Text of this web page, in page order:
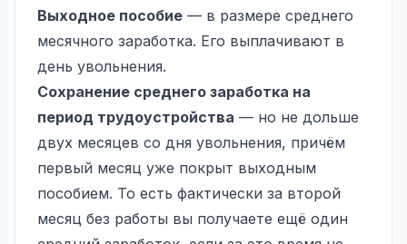
Выходное пособие — в размере среднего
месячного заработка. Его выплачивают в
день увольнения.
Сохранение среднего заработка на
период трудоустройства — но не дольше
двух месяцев со дня увольнения, причём
первый месяц уже покрыт выходным
пособием. То есть фактически за второй
месяц без работы вы получаете ещё один